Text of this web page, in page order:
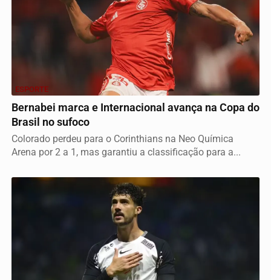
ESPORTE
Bernabei marca e Internacional avança na Copa do
Brasil no sufoco
Colorado perdeu para o Corinthians na Neo Química
Arena por 2 a 1, mas garantiu a classificação para a...